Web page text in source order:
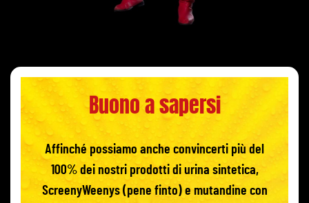
Buono a sapersi
Affinché possiamo anche convincerti più del
100% dei nostri prodotti di urina sintetica,
ScreenyWeenys (pene finto) e mutandine con